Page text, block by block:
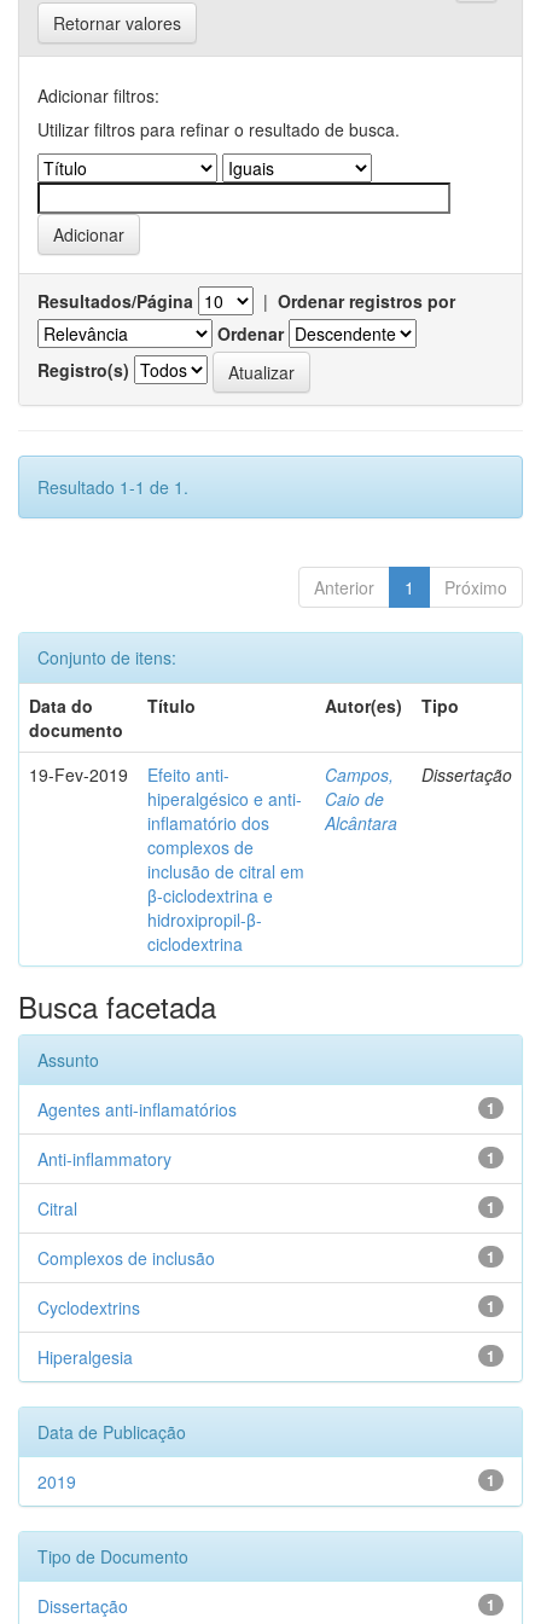
Retornar valores
Adicionar filtros:
Utilizar filtros para refinar o resultado de busca.
Resultados/Página | Ordenar registros por
Ordenar
Registro(s)
Resultado 1-1 de 1.
Anterior 1 Próximo
Conjunto de itens:
Data do
documento
Título Autor(es) Tipo
19-Fev-2019
Efeito anti-
hiperalgésico e anti-
inflamatório dos
complexos de
inclusão de citral em
β-ciclodextrina e
hidroxipropil-β-
ciclodextrina
Campos,
Caio de
Alcântara
Dissertação
Busca facetada
Assunto
1
Agentes anti-inflamatórios
1
Anti-inflammatory
1
Citral
1
Complexos de inclusão
1
Cyclodextrins
1
Hiperalgesia
Data de Publicação
1
2019
Tipo de Documento
1
Dissertação